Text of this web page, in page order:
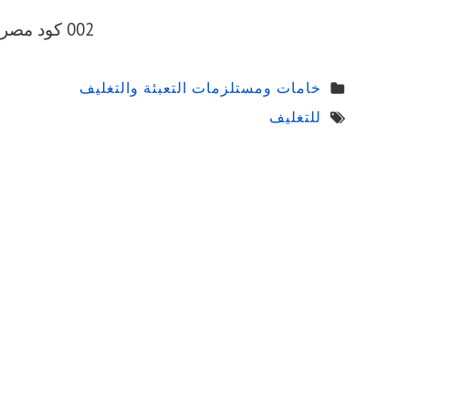
002 كود مصر قبل الرقم
خامات ومستلزمات التعبئة والتغليف
للتغليف